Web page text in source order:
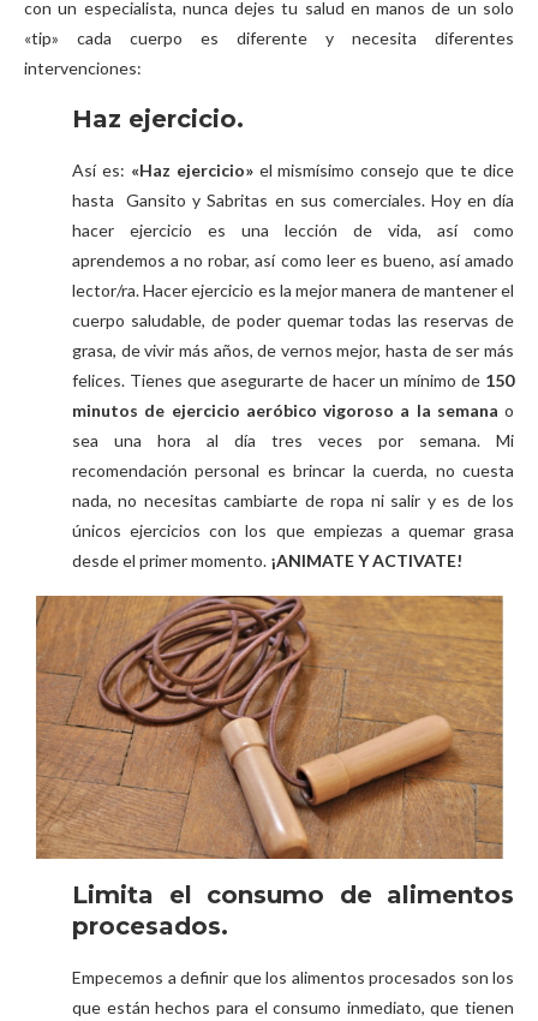
con un especialista, nunca dejes tu salud en manos de un solo
«tip» cada cuerpo es diferente y necesita diferentes
intervenciones:
Haz ejercicio.
Así es: «Haz ejercicio»el mismísimo consejo que te dice
hasta Gansito y Sabritas en sus comerciales. Hoy en día
hacer ejercicio es una lección de vida, así como
aprendemos a no robar, así como leer es bueno, así amado
lector/ra. Hacer ejercicio es la mejor manera de mantener el
cuerpo saludable, de poder quemar todas las reservas de
grasa, de vivir más años, de vernos mejor, hasta de ser más
felices. Tienes que asegurarte de hacer un mínimo de 150
minutos de ejercicio aeróbico vigoroso a la semana o
sea una hora al día tres veces por semana. Mi
recomendación personal es brincar la cuerda, no cuesta
nada, no necesitas cambiarte de ropa ni salir y es de los
únicos ejercicios con los que empiezas a quemar grasa
desde el primer momento. ¡ANIMATE Y ACTIVATE!
Limita el consumo de alimentos
procesados.
Empecemos a definir que los alimentos procesados son los
que están hechos para el consumo inmediato, que tienen